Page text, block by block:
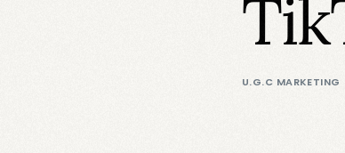
U.G.C MARKETING